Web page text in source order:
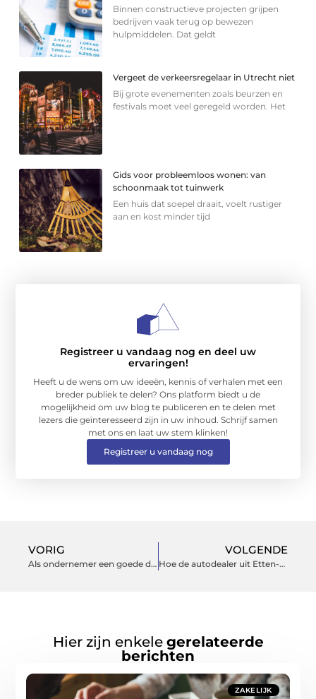
Binnen constructieve projecten grijpen
bedrijven vaak terug op bewezen
hulpmiddelen. Dat geldt
Vergeet de verkeersregelaar in Utrecht niet
Bij grote evenementen zoals beurzen en
festivals moet veel geregeld worden. Het
Gids voor probleemloos wonen: van
schoonmaak tot tuinwerk
Een huis dat soepel draait, voelt rustiger
aan en kost minder tijd
Registreer u vandaag nog en deel uw
ervaringen!
Heeft u de wens om uw ideeën, kennis of verhalen met een
breder publiek te delen? Ons platform biedt u de
mogelijkheid om uw blog te publiceren en te delen met
lezers die geïnteresseerd zijn in uw inhoud. Schrijf samen
met ons en laat uw stem klinken!
Registreer u vandaag nog
VORIG
Als ondernemer een goede drone kopen
VOLGENDE
Hoe de autodealer uit Etten-Leur in de toekomst overleeft
Hier zijn enkele gerelateerde
berichten
ZAKELIJK